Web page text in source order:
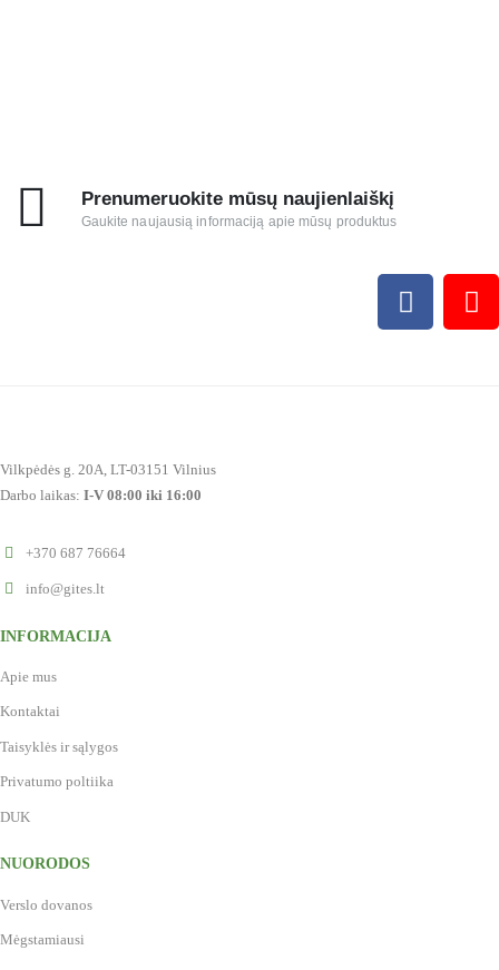
Prenumeruokite mūsų naujienlaiškį
Gaukite naujausią informaciją apie mūsų produktus
Vilkpėdės g. 20A, LT-03151 Vilnius
Darbo laikas: I-V 08:00 iki 16:00
+370 687 76664
info@gites.lt
INFORMACIJA
Apie mus
Kontaktai
Taisyklės ir sąlygos
Privatumo poltiika
DUK
NUORODOS
Verslo dovanos
Mėgstamiausi